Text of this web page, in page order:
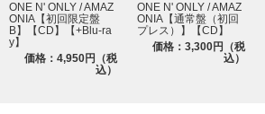
ONE N' ONLY / AMAZ
ONIA【初回限定盤
B】【CD】【+Blu-ra
y】
価格：4,950円（税
込）
ONE N' ONLY / AMAZ
ONIA【通常盤（初回
プレス）】【CD】
価格：3,300円（税
込）